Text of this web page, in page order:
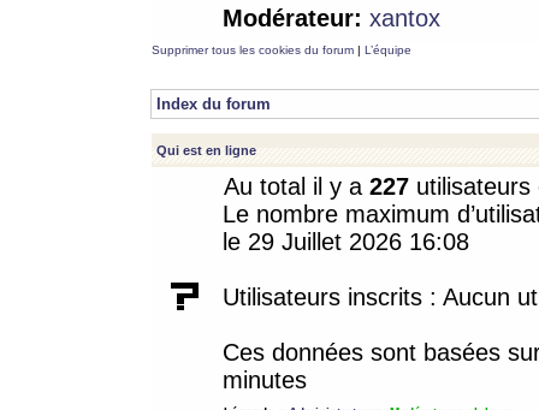
Modérateur: xantox
Supprimer tous les cookies du forum | L’équipe
Index du forum
Qui est en ligne
Au total il y a 227
Le nombre maximum
le 29 Juillet 2026 16:08
Utilisateurs inscrits : Aucun
Ces données sont basées
minutes